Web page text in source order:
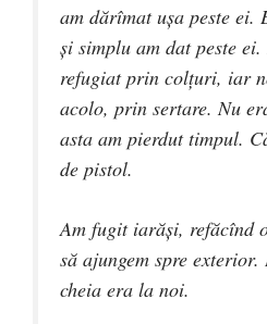
am dărîmat uşa peste
şi simplu am dat peste
refugiat prin colţuri, iar
acolo, prin sertare. Nu
asta am pierdut timpul.
de pistol.
Am fugit iarăşi, refăcînd
să ajungem spre
cheia era la noi.